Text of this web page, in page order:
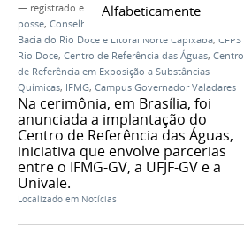
Alfabeticamente
— registrado em:
Novo Acordo do Rio Doce
posse, Conselho Federal de Participação Social da
Bacia do Rio Doce e Litoral Norte Capixaba, CFPS
Rio Doce, Centro de Referência das Águas, Centro
de Referência em Exposição a Substâncias
Químicas, IFMG, Campus Governador Valadares
Na cerimônia, em Brasília, foi
anunciada a implantação do
Centro de Referência das Águas,
iniciativa que envolve parcerias
entre o IFMG-GV, a UFJF-GV e a
Univale.
Localizado em Notícias